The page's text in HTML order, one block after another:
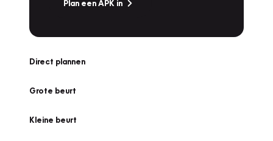
Plan een APK in
Direct plannen
Grote beurt
Kleine beurt